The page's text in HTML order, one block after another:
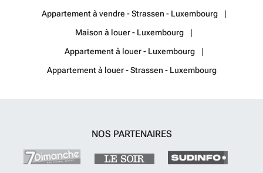
Appartement à vendre - Strassen - Luxembourg
Maison à louer - Luxembourg
Appartement à louer - Luxembourg
Appartement à louer - Strassen - Luxembourg
NOS PARTENAIRES